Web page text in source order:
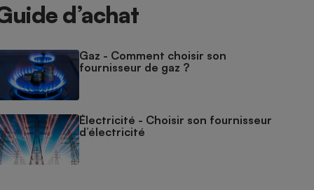
d’achat
Gaz - Comment choisir son
fournisseur de gaz ?
Électricité - Choisir son fournisseur
d’électricité